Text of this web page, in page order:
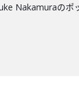
Nakamuraの